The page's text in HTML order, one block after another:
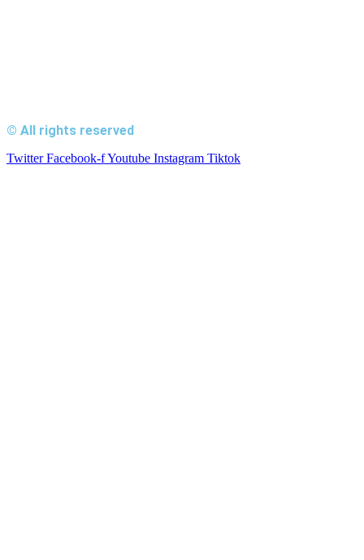
© All rights reserved
Twitter Facebook-fYoutube Instagram Tiktok